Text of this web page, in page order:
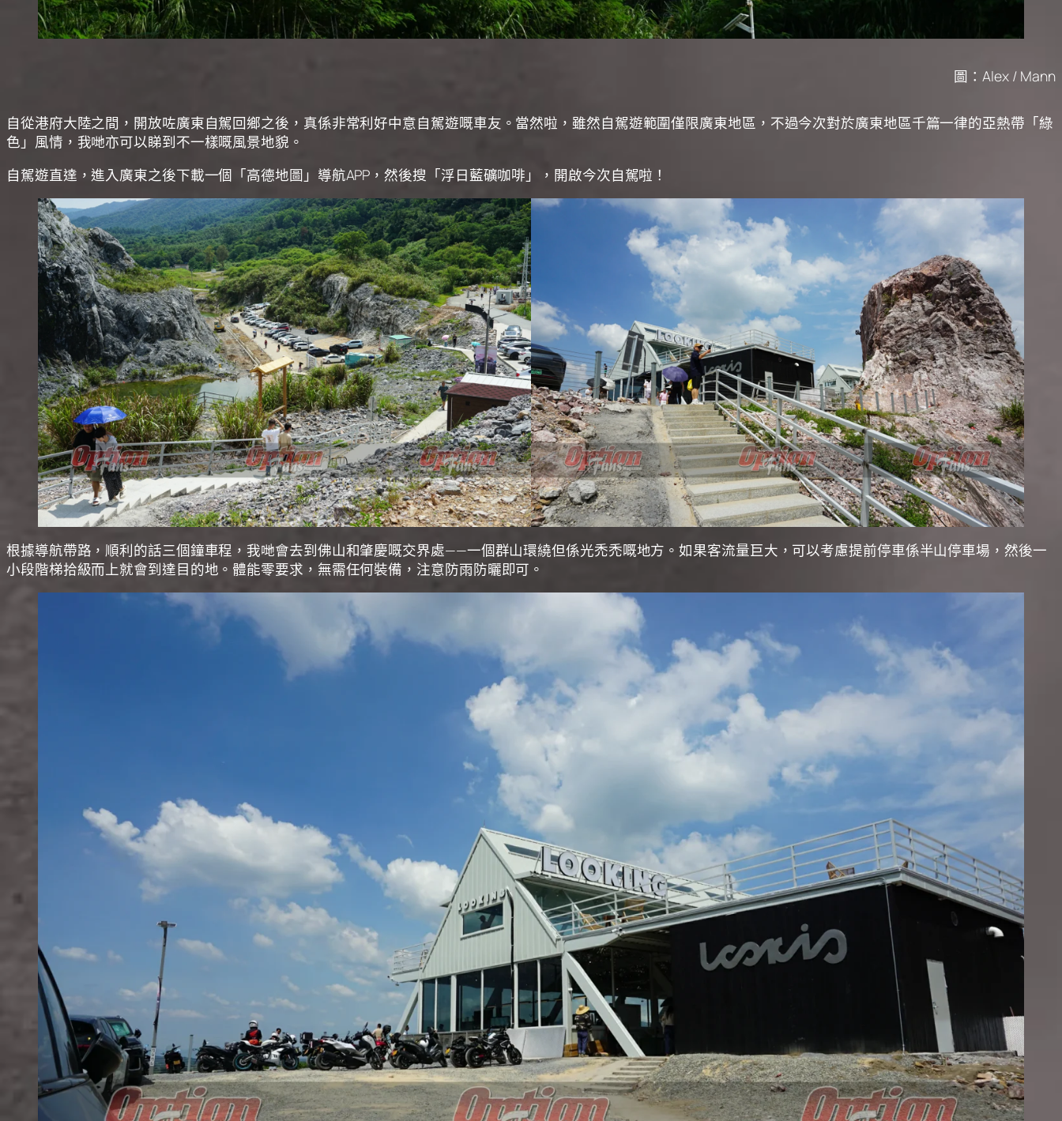
圖：Alex / Mann
自從港府大陸之間，開放咗廣東自駕回鄉之後，真係非常利好中意自駕遊嘅車友。當然啦，雖然自駕遊範圍僅限廣東地區，不過今次對於廣東地區千篇一律的亞熱帶「綠
色」風情，我哋亦可以睇到不一樣嘅風景地貌。
自駕遊直達，進入廣東之後下載一個「高德地圖」導航APP，然後搜「浮日藍礦咖啡」，開啟今次自駕啦！
根據導航帶路，順利的話三個鐘車程，我哋會去到佛山和肇慶嘅交界處——一個群山環繞但係光禿禿嘅地方。如果客流量巨大，可以考慮提前停車係半山停車場，然後一
小段階梯拾級而上就會到達目的地。體能零要求，無需任何裝備，注意防雨防曬即可。